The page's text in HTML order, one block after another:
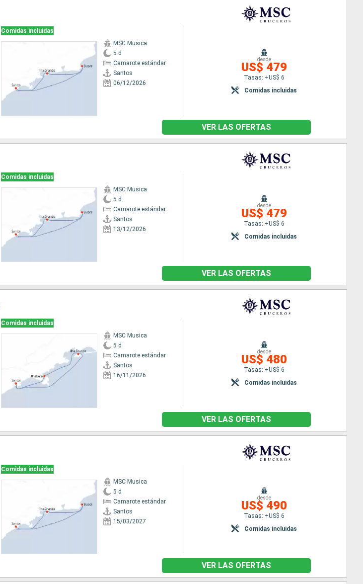
Comidas incluidas
MSC Musica
5 d
Camarote estándar
Santos
06/12/2026
desde
US$ 479
Tasas: +US$ 6
Comidas incluidas
VER LAS OFERTAS
Comidas incluidas
MSC Musica
5 d
Camarote estándar
Santos
13/12/2026
desde
US$ 479
Tasas: +US$ 6
Comidas incluidas
VER LAS OFERTAS
Comidas incluidas
MSC Musica
5 d
Camarote estándar
Santos
16/11/2026
desde
US$ 480
Tasas: +US$ 6
Comidas incluidas
VER LAS OFERTAS
Comidas incluidas
MSC Musica
5 d
Camarote estándar
Santos
15/03/2027
desde
US$ 490
Tasas: +US$ 6
Comidas incluidas
VER LAS OFERTAS